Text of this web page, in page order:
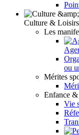
Culture & Loisirs
Les
ou
Mérites
Enfance &
Vie